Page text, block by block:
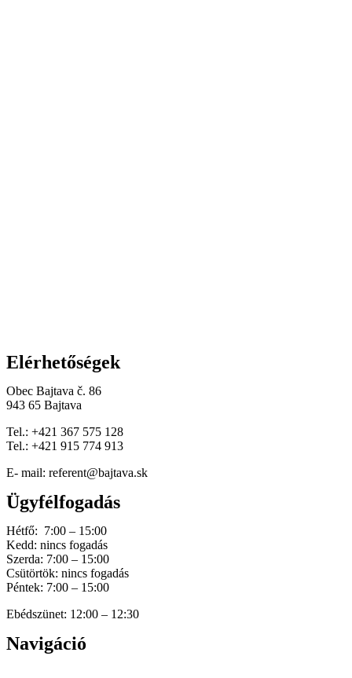
Elérhetőségek
Obec Bajtava č. 86
943 65 Bajtava
Tel.: +421 367 575 128
Tel.: +421 915 774 913
E- mail: referent@bajtava.sk
Ügyfélfogadás
Hétfő: 7:00 – 15:00
Kedd: nincs fogadás
Szerda: 7:00 – 15:00
Csütörtök: nincs fogadás
Péntek: 7:00 – 15:00
Ebédszünet: 12:00 – 12:30
Navigáció